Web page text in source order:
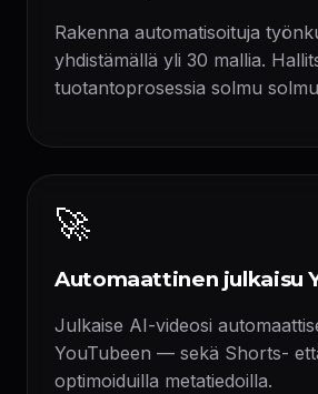
Rakenna automatisoituja
yhdistämällä yli 30 mallia.
tuotantoprosessia solmu
🚀
Automaattinen julkaisu
Julkaise AI-videosi
YouTubeen — sekä Shorts-
optimoiduilla metatiedoilla.